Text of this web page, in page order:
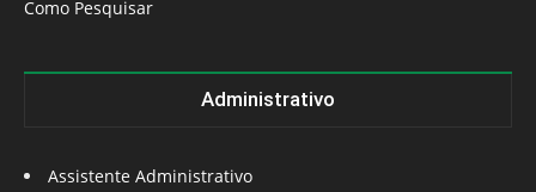
Como Pesquisar
Administrativo
Assistente Administrativo